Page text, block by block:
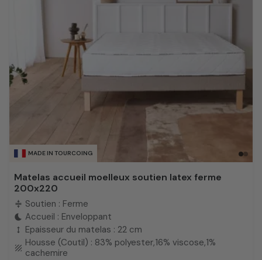
MADE IN TOURCOING
Matelas accueil moelleux soutien latex ferme
200x220
compress Soutien : Ferme
bedtime Accueil : Enveloppant
height Epaisseur du matelas : 22 cm
texture Housse (Coutil) : 83% polyester,16% viscose,1%
cachemire